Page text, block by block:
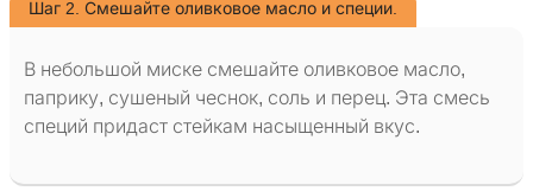
Шаг 2. Смешайте оливковое масло и специи.
В небольшой миске смешайте оливковое масло,
паприку, сушеный чеснок, соль и перец. Эта смесь
специй придаст стейкам насыщенный вкус.